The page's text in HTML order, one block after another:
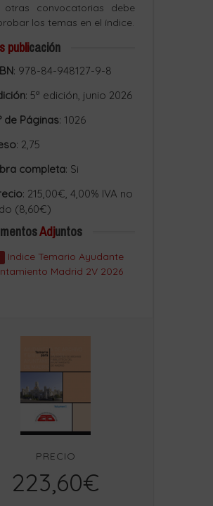
otras convocatorias debe
los temas en el índice.
publicación
: 978-84-948127-9-8
: 5ª edición, junio 2026
de Páginas: 1026
: 2,75
completa: Si
: 215,00€, 4,00% IVA no
(8,60€)
Adjuntos
Indice Temario Ayudante
Madrid 2V 2026
PRECIO
223,60€